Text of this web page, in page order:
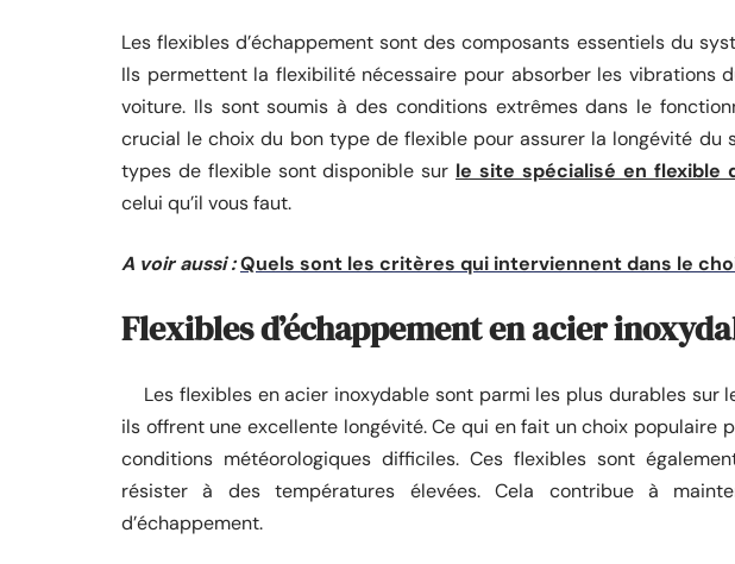
Les flexibles d’échappement sont des composants essentiels du
Ils permettent la flexibilité nécessaire pour absorber les vibrations
voiture. Ils sont soumis à des conditions extrêmes dans le
crucial le choix du bon type de flexible pour assurer la longévité du
types de flexible sont disponible sur le site spécialisé en flexible
celui qu’il vous faut.
A voir aussi :Quels sont les critères qui interviennent dans le
Flexibles d’échappement en acier
Les flexibles en acier inoxydable sont parmi les plus durables sur
ils offrent une excellente longévité. Ce qui en fait un choix populaire
conditions météorologiques difficiles. Ces flexibles sont
résister à des températures élevées. Cela contribue à
d’échappement.